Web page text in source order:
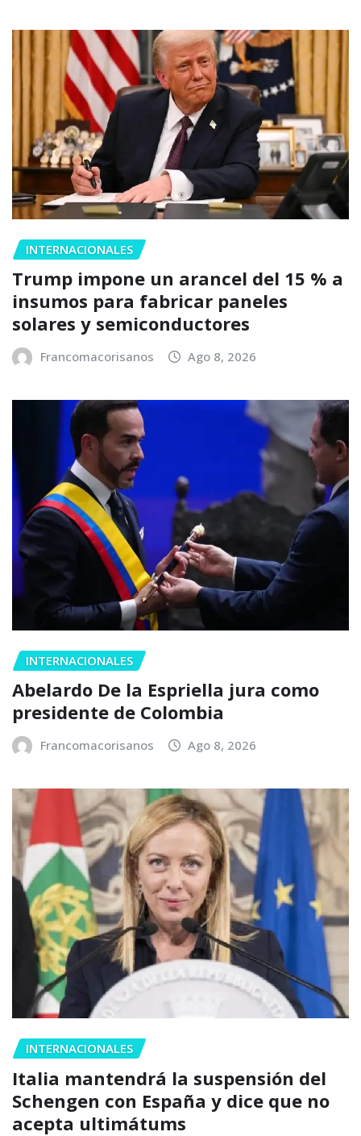
INTERNACIONALES
Trump impone un arancel del 15 % a
insumos para fabricar paneles
solares y semiconductores
Francomacorisanos Ago 8, 2026
INTERNACIONALES
Abelardo De la Espriella jura como
presidente de Colombia
Francomacorisanos Ago 8, 2026
INTERNACIONALES
Italia mantendrá la suspensión del
Schengen con España y dice que no
acepta ultimátums